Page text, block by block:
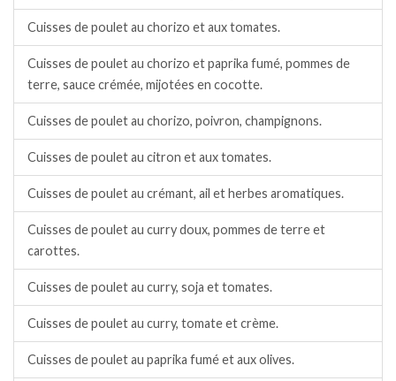
Cuisses de poulet au chorizo et aux tomates.
Cuisses de poulet au chorizo et paprika fumé, pommes de
terre, sauce crémée, mijotées en cocotte.
Cuisses de poulet au chorizo, poivron, champignons.
Cuisses de poulet au citron et aux tomates.
Cuisses de poulet au crémant, ail et herbes aromatiques.
Cuisses de poulet au curry doux, pommes de terre et
carottes.
Cuisses de poulet au curry, soja et tomates.
Cuisses de poulet au curry, tomate et crème.
Cuisses de poulet au paprika fumé et aux olives.